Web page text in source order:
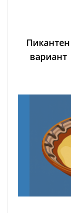
Пикантен
вариант